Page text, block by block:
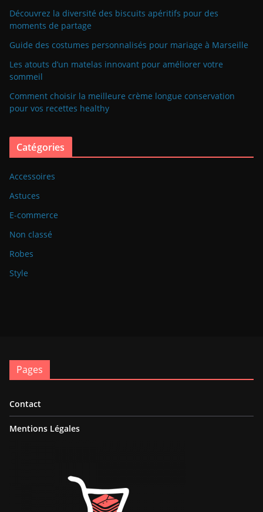
Découvrez la diversité des biscuits apéritifs pour des
moments de partage
Guide des costumes personnalisés pour mariage à Marseille
Les atouts d’un matelas innovant pour améliorer votre
sommeil
Comment choisir la meilleure crème longue conservation
pour vos recettes healthy
Catégories
Accessoires
Astuces
E-commerce
Non classé
Robes
Style
Pages
Contact
Mentions Légales